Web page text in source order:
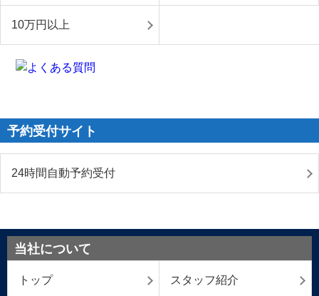
10万円以上
予約受付サイト
24時間自動予約受付
当社について
トップ スタッフ紹介